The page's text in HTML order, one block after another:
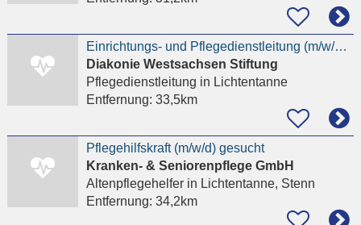
Einrichtungs- und Pflegedienstleitung (m/w/d) - Diakonie-Pflegedienst Lichtentanne
Diakonie Westsachsen Stiftung
Pflegedienstleitung in Lichtentanne
Entfernung: 33,5km
Pflegehilfskraft (m/w/d) gesucht
Kranken- & Seniorenpflege GmbH
Altenpflegehelferin Lichtentanne, Stenn
Entfernung: 34,2km